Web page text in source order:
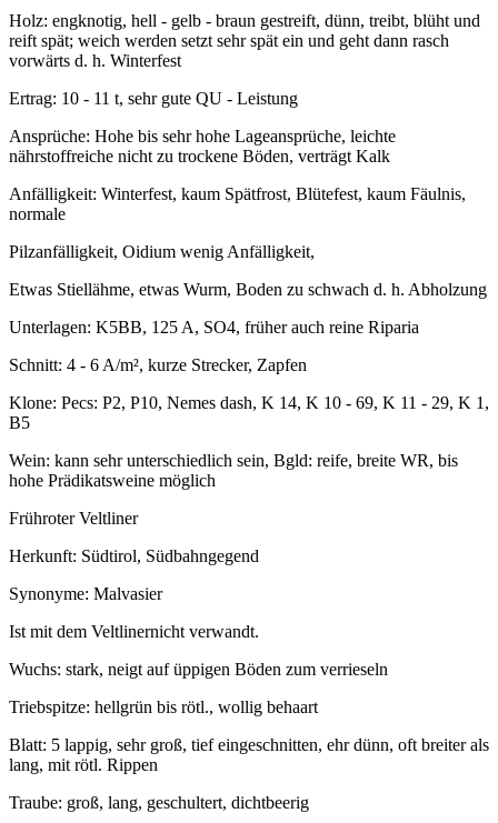
Holz: engknotig, hell - gelb - braun gestreift, dünn, treibt, blüht und
reift spät; weich werden setzt sehr spät ein und geht dann rasch
vorwärts d. h. Winterfest
Ertrag: 10 - 11 t, sehr gute QU - Leistung
Ansprüche: Hohe bis sehr hohe Lageansprüche, leichte
nährstoffreiche nicht zu trockene Böden, verträgt Kalk
Anfälligkeit: Winterfest, kaum Spätfrost, Blütefest, kaum Fäulnis,
normale
Pilzanfälligkeit, Oidium wenig Anfälligkeit,
Etwas Stiellähme, etwas Wurm, Boden zu schwach d. h. Abholzung
Unterlagen: K5BB, 125 A, SO4, früher auch reine Riparia
Schnitt: 4 - 6 A/m², kurze Strecker, Zapfen
Klone: Pecs: P2, P10, Nemes dash, K 14, K 10 - 69, K 11 - 29, K 1,
B5
Wein: kann sehr unterschiedlich sein, Bgld: reife, breite WR, bis
hohe Prädikatsweine möglich
Frühroter Veltliner
Herkunft: Südtirol, Südbahngegend
Synonyme: Malvasier
Ist mit dem Veltlinernicht verwandt.
Wuchs: stark, neigt auf üppigen Böden zum verrieseln
Triebspitze: hellgrün bis rötl., wollig behaart
Blatt: 5 lappig, sehr groß, tief eingeschnitten, ehr dünn, oft breiter als
lang, mit rötl. Rippen
Traube: groß, lang, geschultert, dichtbeerig